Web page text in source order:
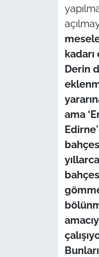
kadarı
Derin
ama